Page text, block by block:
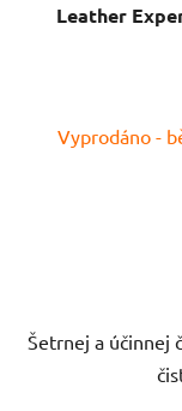
Leather
Vyprodáno -
Šetrnej a účinnej